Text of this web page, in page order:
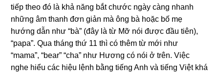
tiếp theo đó là khả năng bắt chước ngày càng nhanh
những âm thanh đơn giản mà ông bà hoặc bố mẹ
hướng dẫn như “bà” (đây là từ Mỡ nói được đầu tiên),
“papa”. Qua tháng thứ 11 thì có thêm từ mới như
“mama”, “bear” “cha” như Hương có nói ở trên. Việc
nghe hiểu các hiệu lệnh bằng tiếng Anh và tiếng Việt khá